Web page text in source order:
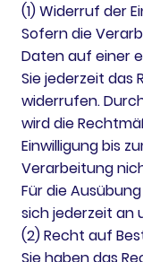
(1) Widerruf der
Sofern die
Daten auf einer
Sie jederzeit das
widerrufen.
wird die
Einwilligung bis
Verarbeitung
Für die
sich jederzeit an
(2) Recht auf